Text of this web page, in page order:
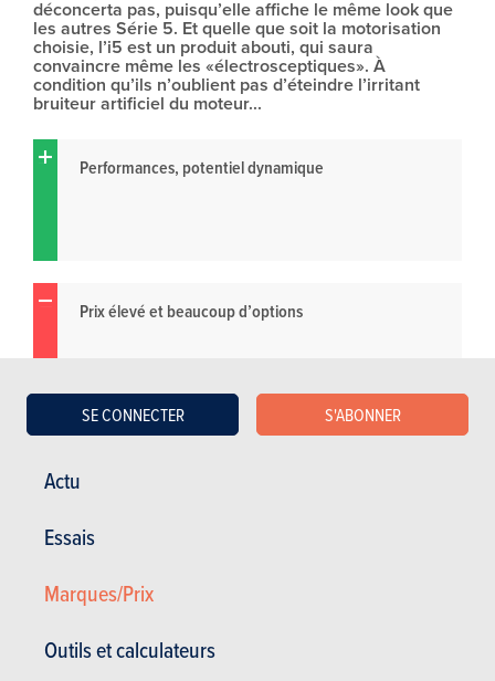
Actu
Essais
Marques/Prix
Outils et calculateurs
SE CONNECTER S'ABONNER
déconcerta pas, puisqu’elle affiche le même look que
les autres Série 5. Et quelle que soit la motorisation
choisie, l’i5 est un produit abouti, qui saura
convaincre même les «électrosceptiques». À
condition qu’ils n’oublient pas d’éteindre l’irritant
bruiteur artificiel du moteur...
Performances, potentiel dynamique
Prix élevé et beaucoup d’options